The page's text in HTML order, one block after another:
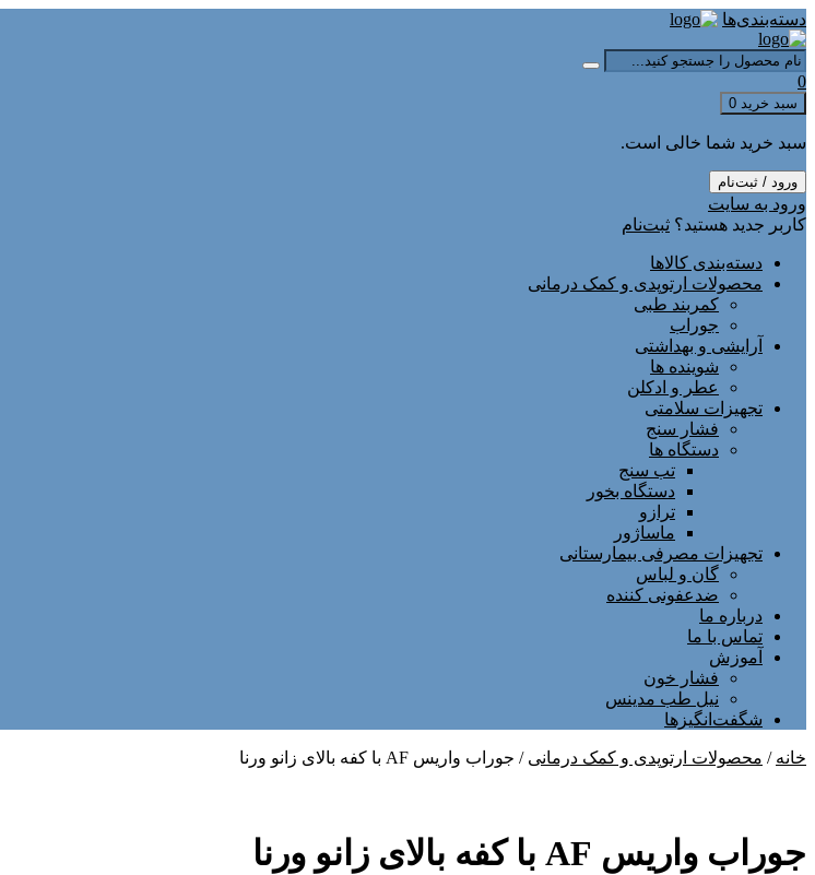
دسته‌بندی‌ها
0
سبد خرید 0
سبد خرید شما خالی است.
ورود / ثبت‌نام
ورود به سایت
کاربر جدید هستید؟ ثبت‌نام
دسته‌بندی کالاها
محصولات ارتوپدی و کمک درمانی
کمربند طبی
جوراب
آرایشی و بهداشتی
شوینده ها
عطر و ادکلن
تجهیزات سلامتی
فشار سنج
دستگاه ها
تب سنج
دستگاه بخور
ترازو
ماساژور
تجهیزات مصرفی بیمارستانی
گان و لباس
ضدعفونی کننده
درباره ما
تماس با ما
آموزش
فشار خون
نیل طب مدینس
شگفت‌انگیزها
خانه / محصولات ارتوپدی و کمک درمانی / جوراب واریس AF با کفه بالای زانو ورنا
جوراب واریس AF با کفه بالای زانو ورنا